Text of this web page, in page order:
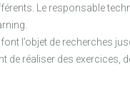
Le responsable
l’objet de recherches
de réaliser des exercices,